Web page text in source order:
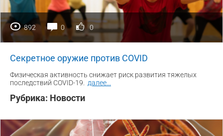
892 0 0
Секретное оружие против COVID
Физическая активность снижает риск развития тяжелых
последствий COVID-19.
далее
Рубрика: Новости